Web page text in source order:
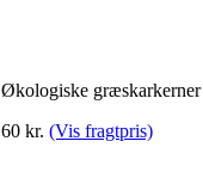
Økologiske græskarkerner
60 kr. (Vis fragtpris)